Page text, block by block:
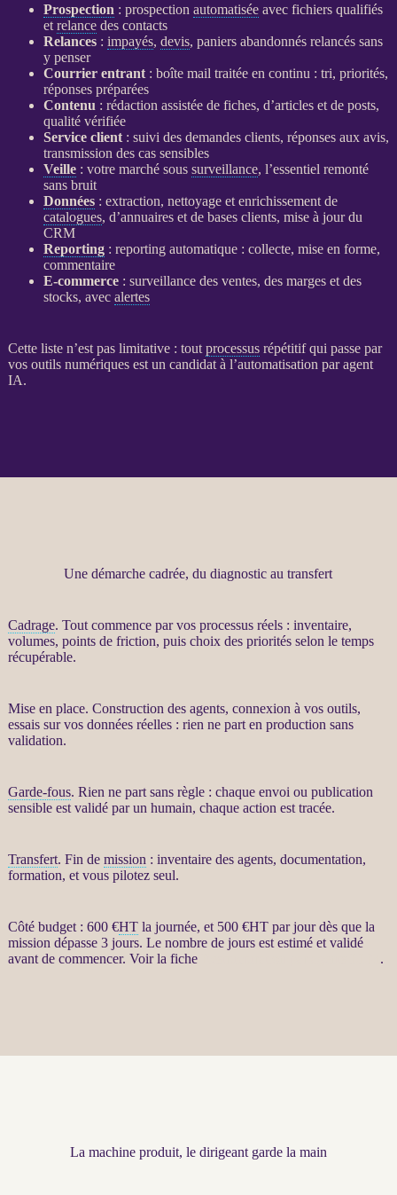
Prospection : prospection automatiséeavec fichiers qualifiés
et relancedes contacts
Relances: impayés, devis, paniers abandonnés relancés sans
y penser
Courrier entrant: boîte mail traitée en continu : tri, priorités,
réponses préparées
Contenu : rédaction assistée de fiches, d’articles et de posts,
qualité vérifiée
Service client: suivi des demandes clients, réponses aux avis,
transmission des cas sensibles
Veille: votre marché sous surveillance, l’essentiel remonté
sans bruit
Données: extraction, nettoyage et enrichissement de
catalogues, d’annuaires et de bases clients, mise à jour du
CRM
Reporting: reportingautomatique : collecte, mise en forme,
commentaire
E-commerce: surveillancedes ventes, des marges et des
stocks, avec alertes
Cette liste n’est pas limitative : tout processusrépétitif qui passe par
vos outils numériques est un candidat à l’automatisation paragent
IA.
Une démarche cadrée, du diagnostic au transfert
Cadrage. Tout commence par vos processusréels : inventaire,
volumes, points de friction, puis choix des priorités selon le temps
récupérable.
Mise en place. Construction des agents, connexion à vos outils,
essais sur vos donnéesréelles : rien ne part en production sans
validation.
Garde-fous. Rien ne part sans règle : chaque envoi ou publication
sensible est validé par un humain, chaque action est tracée.
Transfert. Fin de mission : inventaire des agents, documentation,
formation, et vous pilotez seul.
Côté budget : 600 €HTla journée, et 500 €HTpar jour dès que la
mission dépasse 3 jours. Le nombre de jours est estimé et validé
avant de commencer. Voir la fiche
.
La machine produit, le dirigeant garde la main